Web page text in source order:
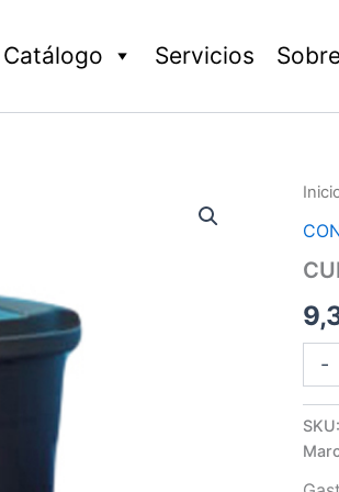
Catálogo Servicios
-
SKU: